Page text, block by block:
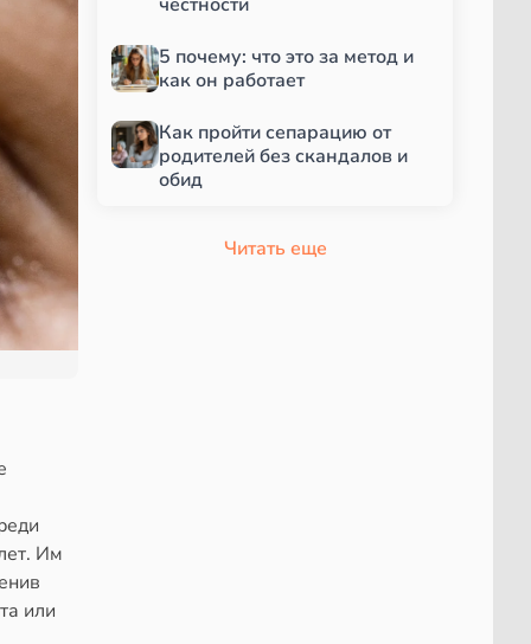
Им
или
5 почему: что это за метод и
как он работает
Как пройти сепарацию от
родителей без скандалов и
обид
Читать еще